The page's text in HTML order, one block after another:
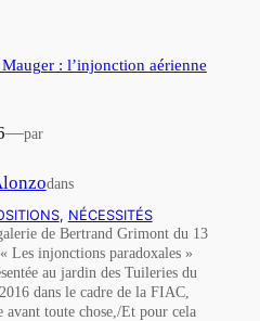
: l’injonction aérienne
—par
dans
, NÉCESSITÉS
de Bertrand Grimont du 13
Les injonctions paradoxales »
au jardin des Tuileries du
dans le cadre de la FIAC,
toute chose,/Et pour cela